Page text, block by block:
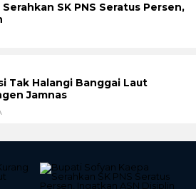
SK PNS Seratus Persen,
Tak Halangi Banggai Laut
Jamnas